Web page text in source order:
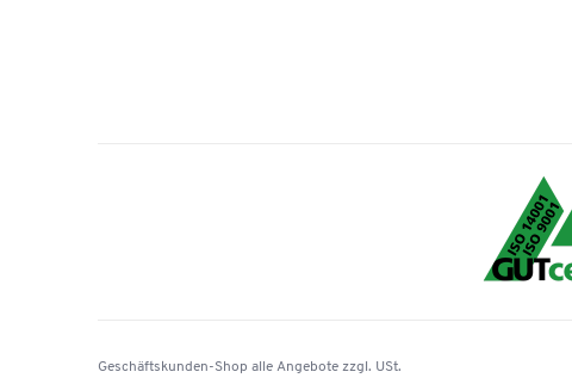
Geschäftskunden-Shop alle Angebote zzgl. USt.